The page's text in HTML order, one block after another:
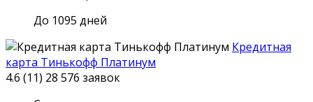
До 1095 дней
Кредитная
карта Тинькофф Платинум
4.6 (11) 28 576 заявок